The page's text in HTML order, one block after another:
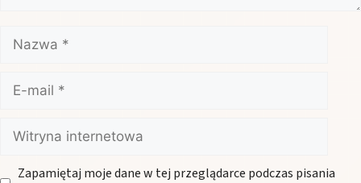
Nazwa
mail
Witryna
internetowa
Zapamiętaj moje dane w tej przeglądarce podczas pisania